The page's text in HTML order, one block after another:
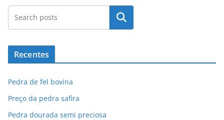
Pesquisar
Recentes
Pedra de fel bovina
Preço da pedra safira
Pedra dourada semi preciosa